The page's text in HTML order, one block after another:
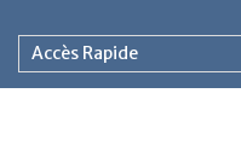
Accès Rapide